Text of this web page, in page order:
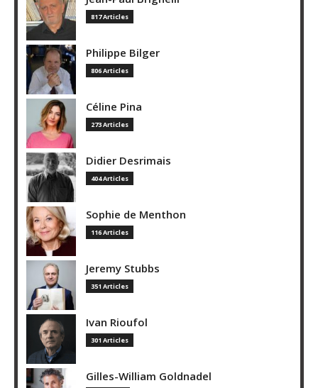
817 Articles
Philippe Bilger
806 Articles
Céline Pina
273 Articles
Didier Desrimais
404 Articles
Sophie de Menthon
116 Articles
Jeremy Stubbs
351 Articles
Ivan Rioufol
301 Articles
Gilles-William Goldnadel